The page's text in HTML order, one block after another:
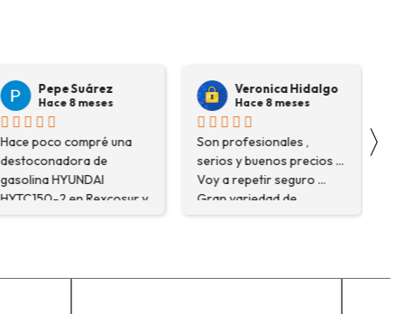
Pepe Suárez
Hace 8 meses
Hace poco compré una
destoconadora de
gasolina HYUNDAI
HYTC150-2 en Rexcosur y
una muy buena
Veronica Hidalgo
Hace 8 meses
Son profesionales ,
serios y buenos precios ...
Voy a repetir seguro ...
Gran variedad de
depósitos ... Confianza y
〉